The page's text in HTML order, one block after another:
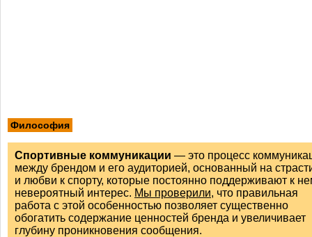
Философия
Спортивные коммуникации — это процесс
между брендом и его аудиторией, основанный на
и любви к спорту, которые постоянно поддерживают к
невероятный интерес. Мы проверили, что правильная
работа с этой особенностью позволяет существенно
обогатить содержание ценностей бренда и увеличивает
глубину проникновения сообщения.